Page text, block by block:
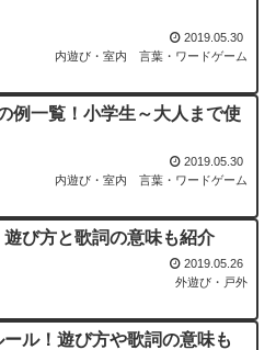
2019.05.30
内遊び・室内
言葉・ワードゲーム
例一覧！小学生～大人まで使
2019.05.30
内遊び・室内
言葉・ワードゲーム
び方と歌詞の意味も紹介
2019.05.26
外遊び・戸外
ル！遊び方や歌詞の意味も